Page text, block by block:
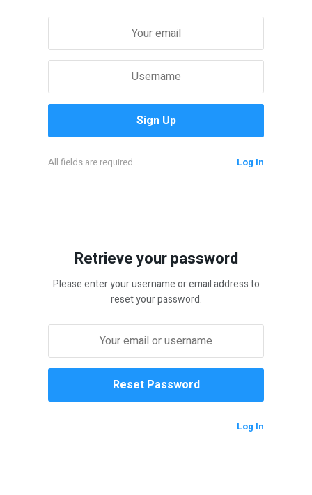
All fields are required. Log In
Retrieve your password
Please enter your username or email address to
reset your password.
Log In